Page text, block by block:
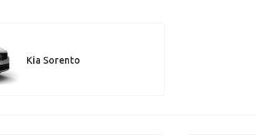
Kia Sorento